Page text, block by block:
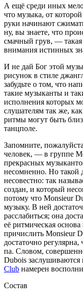
А ещё среди иных
что музыка, от
руки начинают
ну, вы знаете, что
смачный грув, —
внимания истинных
И не дай Бог этой
рисунок в стиле
забудьте о том, что
такие музыканты и
исполнения которых
слушателям так же,
ритмы могут быть
танцполе.
Запомните,
человек, — в группе
прекрасных
несомненно. Но такой
несовестно: так
создан, и который
потому что Monsieur
музыку. В ней
расслабиться; она
её ритмическая
причислить Monsieur
достаточно
па. Словом,
Dubois заслушиваются
Club намерен
Состав